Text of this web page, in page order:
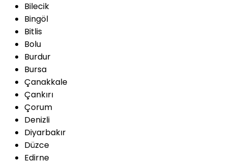
Bilecik
Bingöl
Bitlis
Bolu
Burdur
Bursa
Çanakkale
Çankırı
Çorum
Denizli
Diyarbakır
Düzce
Edirne